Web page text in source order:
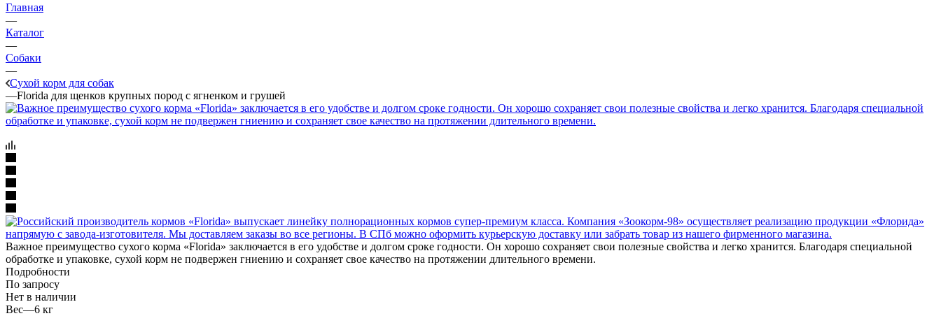
Главная
—
Каталог
—
Собаки
—
Сухой корм для собак
—Florida для щенков крупных пород с ягненком и грушей
Важное преимущество сухого корма «Florida» заключается в его удобстве и долгом сроке годности. Он хорошо сохраняет свои полезные свойства и легко хранится. Благодаря специальной
обработке и упаковке, сухой корм не подвержен гниению и сохраняет свое качество на протяжении длительного времени.
Подробности
По запросу
Нет в наличии
Вес—6 кг